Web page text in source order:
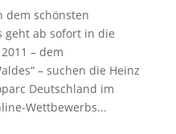
dem schönsten
geht ab sofort in die
– dem
– suchen die Heinz
Deutschland im
Wettbewerbs...